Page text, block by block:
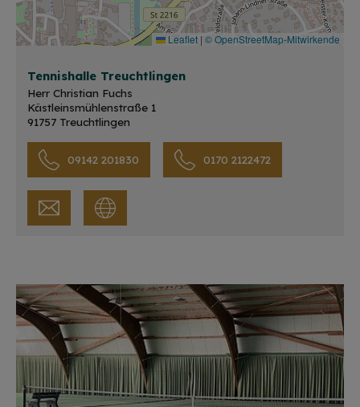
Leaflet | © OpenStreetMap-Mitwirkende
Tennishalle Treuchtlingen
Herr Christian Fuchs
Kästleinsmühlenstraße 1
91757 Treuchtlingen
09142 201830 0170 2122472